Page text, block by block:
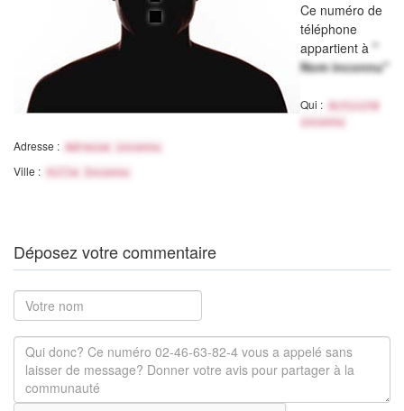
Ce numéro de
téléphone
appartient à "
Nom inconnu"
Qui :
Activité
inconnu
Adresse : Adresse inconnu
Ville : Ville Inconnu
Déposez votre commentaire